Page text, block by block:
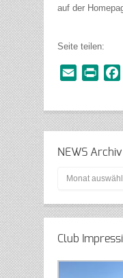
auf der
Seite teilen:
Email Print
NEWS Archiv
NEWS
Club